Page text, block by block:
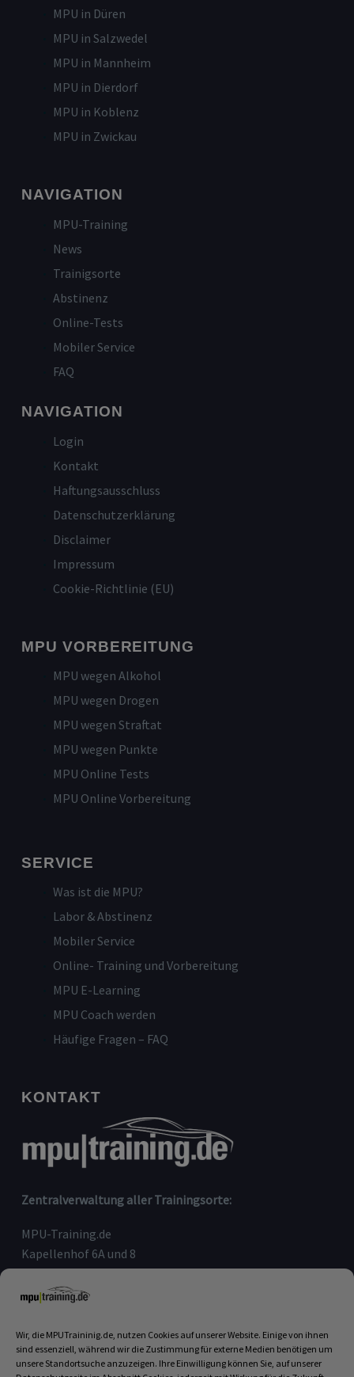
Wir, die MPUTraininig.de, nutzen Cookies auf unserer Website. Einige von ihnen
sind essenziell, während wir die Zustimmung für externe Medien benötigen um
unsere Standortsuche anzuzeigen. Ihre Einwilligung können Sie, auf unserer
MPU in Düren
MPU in Salzwedel
MPU in Mannheim
MPU in Dierdorf
MPU in Koblenz
MPU in Zwickau
NAVIGATION
MPU-Training
News
Trainigsorte
Abstinenz
Online-Tests
Mobiler Service
FAQ
NAVIGATION
Login
Kontakt
Haftungsausschluss
Datenschutzerklärung
Disclaimer
Impressum
Cookie-Richtlinie (EU)
MPU VORBEREITUNG
MPU wegen Alkohol
MPU wegen Drogen
MPU wegen Straftat
MPU wegen Punkte
MPU Online Tests
MPU Online Vorbereitung
SERVICE
Was ist die MPU?
Labor & Abstinenz
Mobiler Service
Online- Training und Vorbereitung
MPU E-Learning
MPU Coach werden
Häufige Fragen – FAQ
KONTAKT
Zentralverwaltung aller Trainingsorte:
MPU-Training.de
Kapellenhof 6A und 8
91207 Lauf an der Pegnitz
Telefon:
09123-80 97 090